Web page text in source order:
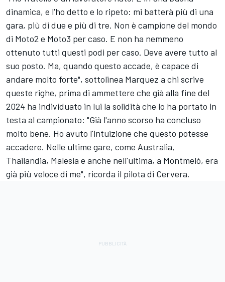
dinamica, e l'ho detto e lo ripeto: mi batterà più di una
gara, più di due e più di tre. Non è campione del mondo
di Moto2 e Moto3 per caso. E non ha nemmeno
ottenuto tutti questi podi per caso. Deve avere tutto al
suo posto. Ma, quando questo accade, è capace di
andare molto forte", sottolinea Marquez a chi scrive
queste righe, prima di ammettere che già alla fine del
2024 ha individuato in lui la solidità che lo ha portato in
testa al campionato: "Già l'anno scorso ha concluso
molto bene. Ho avuto l'intuizione che questo potesse
accadere. Nelle ultime gare, come Australia,
Thailandia, Malesia e anche nell'ultima, a Montmelò, era
già più veloce di me", ricorda il pilota di Cervera.